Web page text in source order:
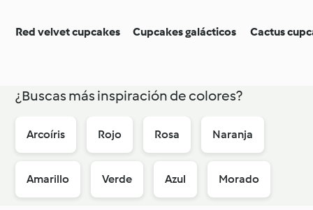
Red velvet cupcakes Cupcakes galácticos Cactus
¿Buscas más inspiración de colores?
Arcoíris Rojo Rosa Naranja
Amarillo Verde Azul Morado